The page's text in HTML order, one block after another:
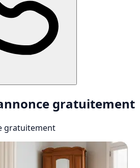
gratuitement
gratuitement